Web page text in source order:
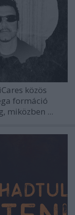
közös
formáció
miközben ...